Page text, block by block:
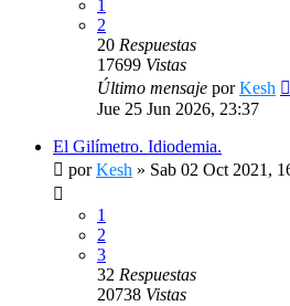
1
2
20 Respuestas
17699 Vistas
Último mensaje porKesh
Jue 25 Jun 2026, 23:37
El Gilímetro. Idiodemia.
porKesh » Sab 02 Oct 2021,
1
2
3
32 Respuestas
20738 Vistas